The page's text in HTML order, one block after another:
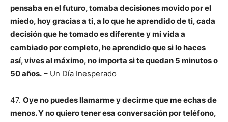
pensaba en el futuro, tomaba decisiones movido por el
miedo, hoy gracias a ti, a lo que he aprendido de ti, cada
decisión que he tomado es diferente y mi vida a
cambiado por completo, he aprendido que si lo haces
así, vives al máximo, no importa si te quedan 5 minutos o
50 años. – Un Día Inesperado
47. Oye no puedes llamarme y decirme que me echas de
menos. Y no quiero tener esa conversación por teléfono,